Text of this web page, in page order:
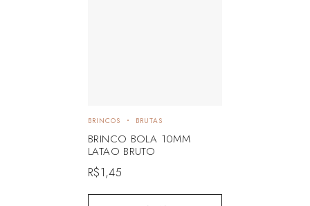
BRINCOS BRUTAS
BRINCO BOLA 10MM
LATAO BRUTO
R$1,45